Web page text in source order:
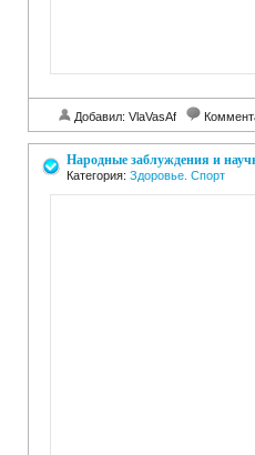
Добавил: VlaVasAf
Народные заблуждения и
Категория: Здоровье. Спорт